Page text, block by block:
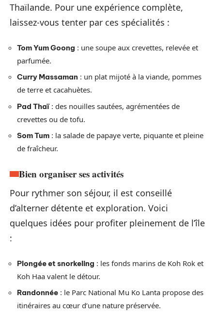
Thaïlande. Pour une expérience complète,
laissez-vous tenter par ces spécialités :
Tom Yum Goong : une soupe aux crevettes, relevée et
parfumée.
Curry Massaman : un plat mijoté à la viande, pommes
de terre et cacahuètes.
Pad Thaï: des nouilles sautées, agrémentées de
crevettes ou de tofu.
Som Tum : la salade de papaye verte, piquante et pleine
de fraîcheur.
Bien organiser ses activités
Pour rythmer son séjour, il est conseillé
d’alterner détente et exploration. Voici
quelques idées pour profiter pleinement de l’île
:
Plongée et snorkeling : les fonds marins de Koh Rok et
Koh Haa valent le détour.
Randonnée : le Parc National Mu Ko Lanta propose des
itinéraires au cœur d’une nature préservée.